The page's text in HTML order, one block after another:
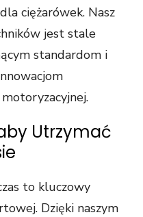
ciężarówek. Nasz
jest stale
standardom i
Utrzymać
to kluczowy
Dzięki naszym